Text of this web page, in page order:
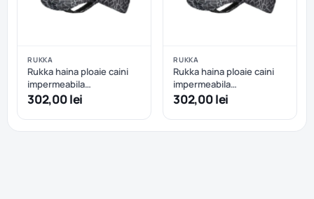
RUKKA
Rukka haina ploaie caini
impermeabila
reflectorizanta - Dark - 35
302,00 lei
RUKKA
Rukka haina ploaie caini
impermeabila
reflectorizanta - Dark - 40
302,00 lei